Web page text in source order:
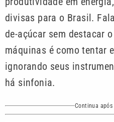
divisas para o Brasil.
de-açúcar sem destacar
máquinas é como tentar
ignorando seus
há sinfonia.
Continua